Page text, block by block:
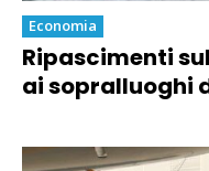
Economia
Ripascimenti
ai sopralluoghi